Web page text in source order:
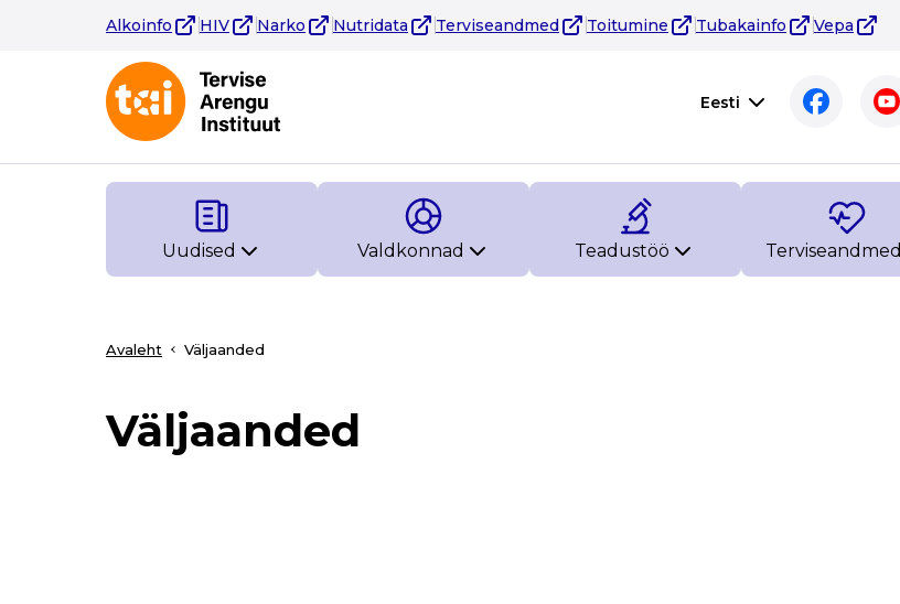
Alkoinfo HIV Narko Nutridata Terviseandmed Toitumine Tubakainfo Vepa
Eesti
Uudised Valdkonnad Teadustöö Terviseandmed
Avaleht Väljaanded
Väljaanded